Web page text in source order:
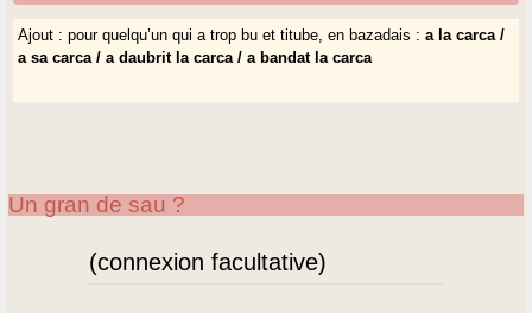
Ajout : pour quelqu’un qui a trop bu et titube, en bazadais :a la carca /
a sa carca / a daubrit la carca / a bandat la carca
Un gran de sau ?
(connexion facultative)